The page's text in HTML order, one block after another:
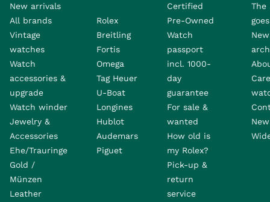
New arrivals
All brands
Vintage
watches
Watch
accessories &
upgrade
Watch winder
Jewelry &
Accessories
Ehe/Trauringe
Gold /
Münzen
Leather
Rolex
Breitling
Fortis
Omega
Tag Heuer
U-Boat
Longines
Hublot
Audemars
Piguet
Certified
Pre-Owned
Watch
passport
incl. 1000-
day
guarantee
For sale &
wanted
How old is
my Rolex?
Pick-up &
return
service
The